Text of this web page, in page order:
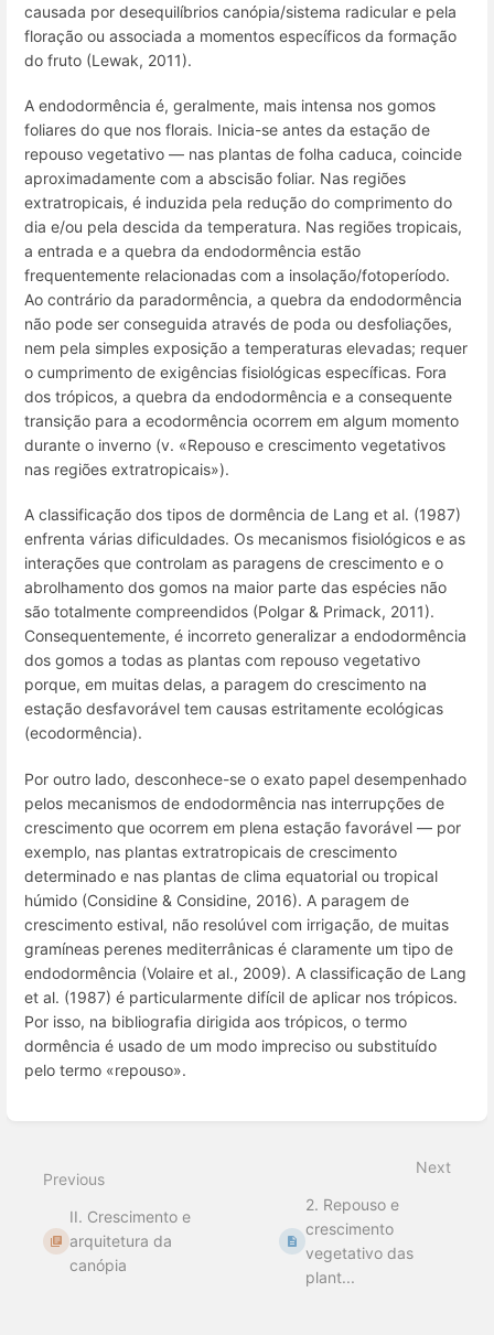
causada por desequilíbrios canópia/sistema radicular e pela
floração ou associada a momentos específicos da formação
do fruto (Lewak, 2011).
A endodormência é, geralmente, mais intensa nos gomos
foliares do que nos florais. Inicia-se antes da estação de
repouso vegetativo — nas plantas de folha caduca, coincide
aproximadamente com a abscisão foliar. Nas regiões
extratropicais, é induzida pela redução do comprimento do
dia e/ou pela descida da temperatura. Nas regiões tropicais,
a entrada e a quebra da endodormência estão
frequentemente relacionadas com a insolação/fotoperíodo.
Ao contrário da paradormência, a quebra da endodormência
não pode ser conseguida através de poda ou desfoliações,
nem pela simples exposição a temperaturas elevadas; requer
o cumprimento de exigências fisiológicas específicas. Fora
dos trópicos, a quebra da endodormência e a consequente
transição para a ecodormência ocorrem em algum momento
durante o inverno (v. «Repouso e crescimento vegetativos
nas regiões extratropicais»).
A classificação dos tipos de dormência de Lang et al. (1987)
enfrenta várias dificuldades. Os mecanismos fisiológicos e as
interações que controlam as paragens de crescimento e o
abrolhamento dos gomos na maior parte das espécies não
são totalmente compreendidos (Polgar & Primack, 2011).
Consequentemente, é incorreto generalizar a endodormência
dos gomos a todas as plantas com repouso vegetativo
porque, em muitas delas, a paragem do crescimento na
estação desfavorável tem causas estritamente ecológicas
(ecodormência).
Por outro lado, desconhece-se o exato papel desempenhado
pelos mecanismos de endodormência nas interrupções de
crescimento que ocorrem em plena estação favorável — por
exemplo, nas plantas extratropicais de crescimento
determinado e nas plantas de clima equatorial ou tropical
húmido (Considine & Considine, 2016). A paragem de
crescimento estival, não resolúvel com irrigação, de muitas
gramíneas perenes mediterrânicas é claramente um tipo de
endodormência (Volaire et al., 2009). A classificação de Lang
et al. (1987) é particularmente difícil de aplicar nos trópicos.
Por isso, na bibliografia dirigida aos trópicos, o termo
dormência é usado de um modo impreciso ou substituído
pelo termo «repouso».
mode
Previous
II. Crescimento e
arquitetura da
canópia
Next
2. Repouso e
crescimento
vegetativo das
plant...